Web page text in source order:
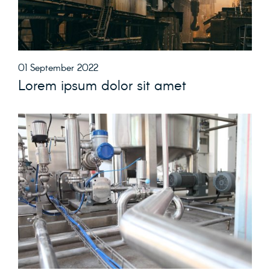
01 September 2022
Lorem ipsum dolor sit amet